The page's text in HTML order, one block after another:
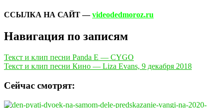
ССЫЛКА НА САЙТ —videodedmoroz.ru
Навигация по записям
Текст и клип песни Panda E — CYGO
Текст и клип песни Кино — Liza Evans, 9 декабря 2018
Сейчас смотрят: